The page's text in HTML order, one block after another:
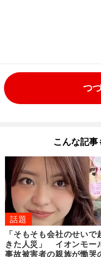
つ
こんな記
話題
「そもそも会社のせいで
きた人災」 イオンモー
事故被害者の親族が慟哭